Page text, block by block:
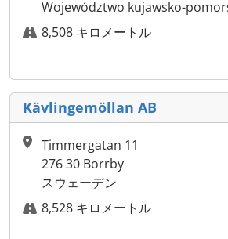
Województwo kujawsko-
8,508 キロメートル
Kävlingemöllan AB
Timmergatan 11
276 30 Borrby
スウェーデン
8,528 キロメートル